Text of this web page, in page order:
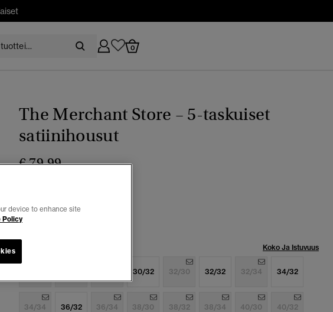
0
The Merchant Store – 5-taskuiset
satiinihousut
€ 79,99
Koko Ja Istuvuus
30/32 32/30 32/32 32/34 34/32
34/34 36/32 36/34 38/30 38/32 38/34 40/30 40/32
device to enhance site
Policy